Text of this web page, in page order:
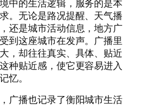
中的生活逻辑，服务的是本
。无论是路况提醒、天气播
还是城市活动信息，地方广
到这座城市在发声。广播里
，却往往真实、具体、贴近
种贴近感，使它更容易进入
忆。
广播也记录了衡阳城市生活